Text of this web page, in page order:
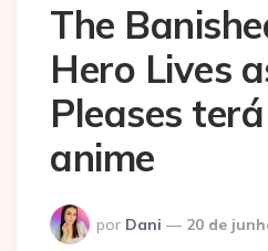
The
Hero Lives
Pleases
anime
Postado
por
por Dani 20 de